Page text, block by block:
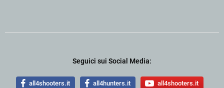
Seguici sui Social Media:
all4shooters.it all4hunters.it all4shooters.it